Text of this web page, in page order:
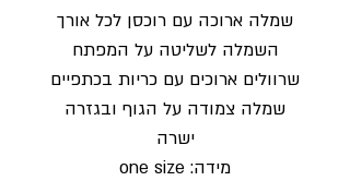
שמלה ארוכה עם רוכסן לכל אורך
השמלה לשליטה על המפתח
שרוולים ארוכים עם כריות בכתפיים
שמלה צמודה על הגוף ובגזרה
ישרה
מידה: one size